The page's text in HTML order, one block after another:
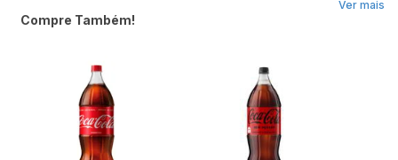
Ver mais
Compre Também!